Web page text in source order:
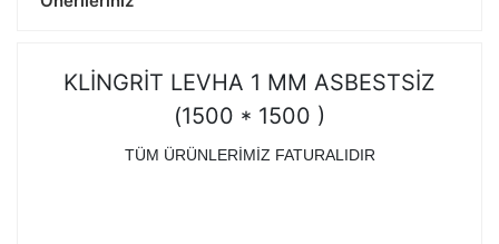
KLİNGRİT LEVHA 1 MM ASBESTSİZ
(1500 * 1500 )
TÜM ÜRÜNLERİMİZ FATURALIDIR